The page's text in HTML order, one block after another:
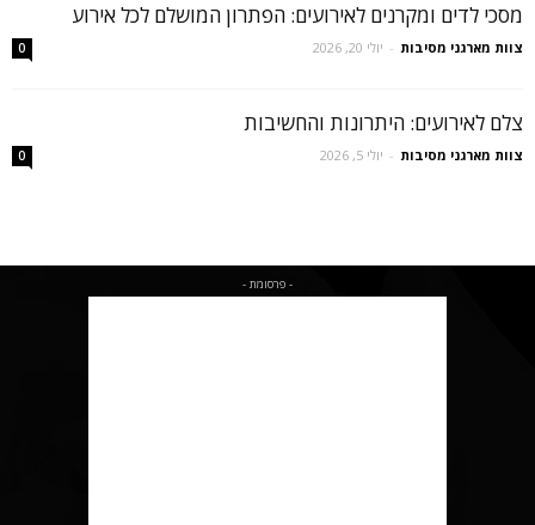
מסכי לדים ומקרנים לאירועים: הפתרון המושלם לכל אירוע
צוות מארגני מסיבות - יולי 20, 2026 0
צלם לאירועים: היתרונות והחשיבות
צוות מארגני מסיבות - יולי 5, 2026 0
- פרסומת -